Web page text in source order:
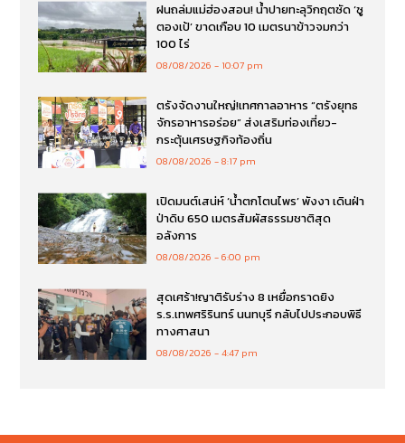
ฝนถล่มแม่ฮ่องสอน! น้ำปายทะลุวิกฤตซัด ‘ซู
ตองเป้’ ขาดเกือบ 10 เมตรนาข้าวจมกว่า
100 ไร่
08/08/2026 10:07 pm
ตรังจัดงานใหญ่!เทศกาลอาหาร “ตรังยุทธ
จักรอาหารอร่อย” ส่งเสริมท่องเที่ยว-
กระตุ้นเศรษฐกิจท้องถิ่น
08/08/2026 8:17 pm
เปิดมนต์เสน่ห์ ‘น้ำตกโตนไพร’ พังงา เดินฝ่า
ป่าดิบ 650 เมตรสัมผัสธรรมชาติสุด
อลังการ
08/08/2026 6:00 pm
สุดเศร้า!ญาติรับร่าง 8 เหยื่อกราดยิง
ร.ร.เทพศริรินทร์ นนทบุรี กลับไปประกอบพิธี
ทางศาสนา
08/08/2026 4:47 pm